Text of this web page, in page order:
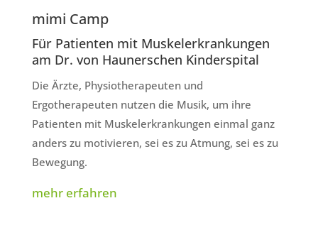
mimi Camp
Für Patienten mit Muskelerkrankungen
am Dr. von Haunerschen Kinderspital
Die Ärzte, Physiotherapeuten und
Ergotherapeuten nutzen die Musik, um ihre
Patienten mit Muskelerkrankungen einmal ganz
anders zu motivieren, sei es zu Atmung, sei es zu
Bewegung.
mehr erfahren